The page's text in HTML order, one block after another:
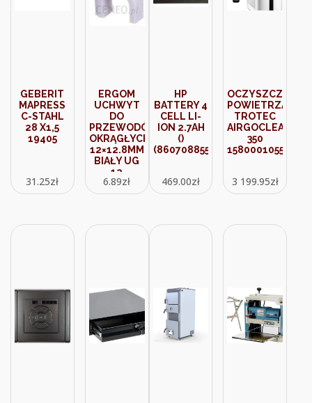
GEBERIT
MAPRESS
C-STAHL
28 X1,5
19405
31.25zł
ERGOM
UCHWYT
DO
PRZEWODÓW
OKRĄGŁYCH
12×12.8MM
BIAŁY UG
12
POLIPROPYLEN
100 SZT
E01UI01040100901
6.89zł
HP
BATTERY 4
CELL LI-
ION 2.7AH
()
(860708855)
469.00zł
OCZYSZCZACZ
POWIETRZA
TROTEC
AIRGOCLEAN
350
1580001055
3 199.95zł